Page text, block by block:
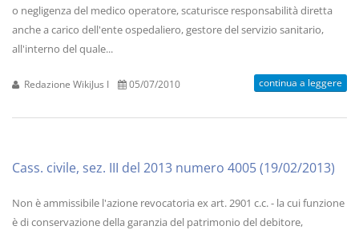
o negligenza del medico operatore, scaturisce responsabilità diretta
anche a carico dell'ente ospedaliero, gestore del servizio sanitario,
all'interno del quale...
Redazione WikiJus I 05/07/2010 continua a leggere
Cass. civile, sez. III del 2013 numero 4005 (19/02/2013)
Non è ammissibile l'azione revocatoria ex art. 2901 c.c. - la cui funzione
è di conservazione della garanzia del patrimonio del debitore,